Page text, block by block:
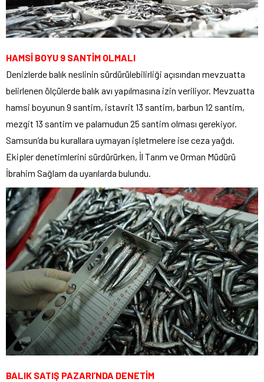
HAMSİ BOYU 9 SANTİM OLMALI
Denizlerde balık neslinin sürdürülebilirliği açısından mevzuatta
belirlenen ölçülerde balık avı yapılmasına izin veriliyor. Mevzuatta
hamsi boyunun 9 santim, istavrit 13 santim, barbun 12 santim,
mezgit 13 santim ve palamudun 25 santim olması gerekiyor.
Samsun’da bu kurallara uymayan işletmelere ise ceza yağdı.
Ekipler denetimlerini sürdürürken, İl Tarım ve Orman Müdürü
İbrahim Sağlam da uyarılarda bulundu.
BALIK SATIŞ PAZARI’NDA DENETİM